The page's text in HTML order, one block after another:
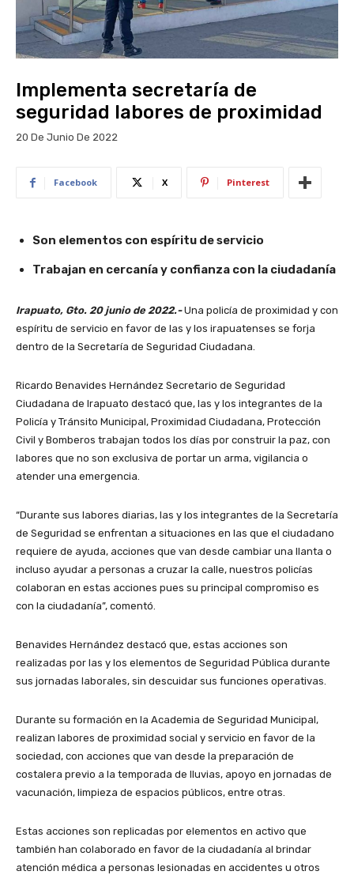
Implementa secretaría de
seguridad labores de proximidad
20 De Junio De 2022
Facebook X Pinterest
Son elementos con espíritu de servicio
Trabajan en cercanía y confianza con la ciudadanía
Irapuato, Gto. 20 junio de 2022.- Una policía de proximidad y con
espíritu de servicio en favor de las y los irapuatenses se forja
dentro de la Secretaría de Seguridad Ciudadana.
Ricardo Benavides Hernández Secretario de Seguridad
Ciudadana de Irapuato destacó que, las y los integrantes de la
Policía y Tránsito Municipal, Proximidad Ciudadana, Protección
Civil y Bomberos trabajan todos los días por construir la paz, con
labores que no son exclusiva de portar un arma, vigilancia o
atender una emergencia.
“Durante sus labores diarias, las y los integrantes de la Secretaría
de Seguridad se enfrentan a situaciones en las que el ciudadano
requiere de ayuda, acciones que van desde cambiar una llanta o
incluso ayudar a personas a cruzar la calle, nuestros policías
colaboran en estas acciones pues su principal compromiso es
con la ciudadanía”, comentó.
Benavides Hernández destacó que, estas acciones son
realizadas por las y los elementos de Seguridad Pública durante
sus jornadas laborales, sin descuidar sus funciones operativas.
Durante su formación en la Academia de Seguridad Municipal,
realizan labores de proximidad social y servicio en favor de la
sociedad, con acciones que van desde la preparación de
costalera previo a la temporada de lluvias, apoyo en jornadas de
vacunación, limpieza de espacios públicos, entre otras.
Estas acciones son replicadas por elementos en activo que
también han colaborado en favor de la ciudadanía al brindar
atención médica a personas lesionadas en accidentes u otros